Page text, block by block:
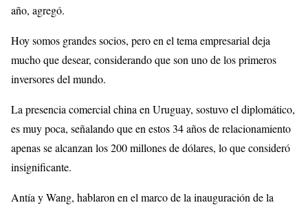
año, agregó.
Hoy somos grandes socios, pero en el tema empresarial deja
mucho que desear, considerando que son uno de los primeros
inversores del mundo.
La presencia comercial china en Uruguay, sostuvo el diplomático,
es muy poca, señalando que en estos 34 años de relacionamiento
apenas se alcanzan los 200 millones de dólares, lo que consideró
insignificante.
Antía y Wang, hablaron en el marco de la inauguración de la